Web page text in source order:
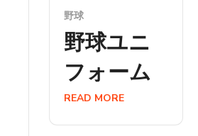
野球
野球ユニ
フォーム
READ MORE